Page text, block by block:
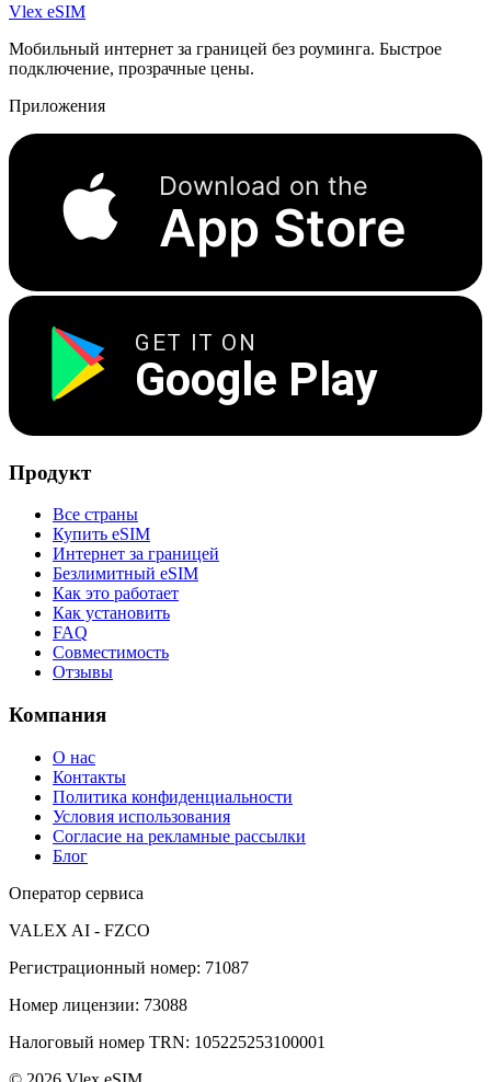
Vlex eSIM
Мобильный интернет за границей без роуминга. Быстрое
подключение, прозрачные цены.
Приложения
Download on the
App Store
GET IT ON
Google Play
Продукт
Все страны
Купить eSIM
Интернет за границей
Безлимитный eSIM
Как это работает
Как установить
FAQ
Совместимость
Отзывы
Компания
О нас
Контакты
Политика конфиденциальности
Условия использования
Согласие на рекламные рассылки
Блог
Оператор сервиса
VALEX AI - FZCO
Регистрационный номер: 71087
Номер лицензии: 73088
Налоговый номер TRN: 105225253100001